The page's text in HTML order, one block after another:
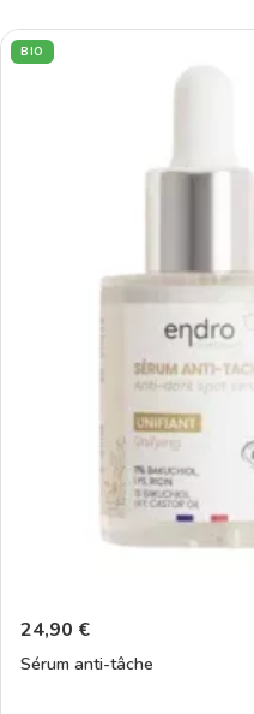
BIO
24,90 €
Sérum anti-tâche